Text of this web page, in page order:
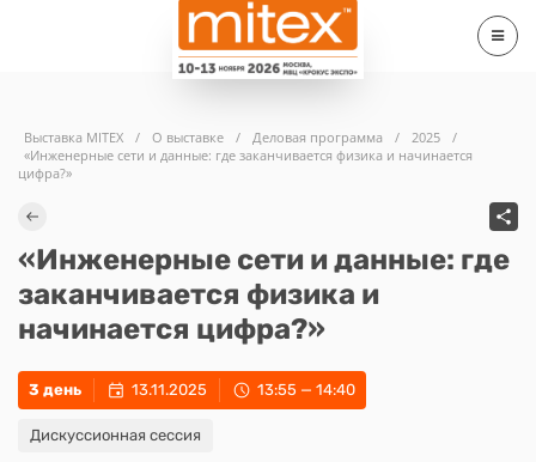
Выставка MITEX / О выставке / Деловая программа / 2025
/
«Инженерные сети и данные: где заканчивается физика и начинается
цифра?»
«Инженерные сети и данные: где
заканчивается физика и
начинается цифра?»
3 день 13.11.2025 13:55 — 14:40
Дискуссионная сессия